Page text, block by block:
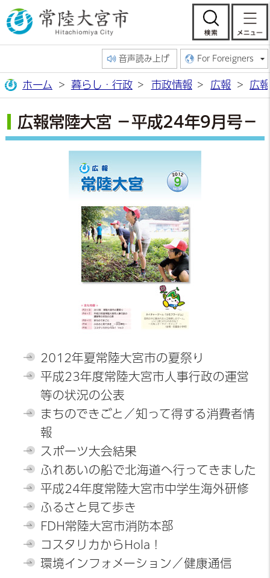
常陸大宮市公
検
音声読み上げ For Foreigners
ホーム 暮らし・行政 市政情報 広報 広
広報常陸大宮 －平成24年9月号－
2012年夏常陸大宮市の夏祭り
平成23年度常陸大宮市人事行政の運営
等の状況の公表
まちのできごと／知って得する消費者情
報
スポーツ大会結果
ふれあいの船で北海道へ行ってきました
平成24年度常陸大宮市中学生海外研修
ふるさと見て歩き
FDH常陸大宮市消防本部
コスタリカからHola！
環境インフォメーション／健康通信